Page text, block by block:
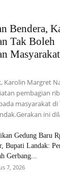
Bendera,
Tak Boleh
Masyarakat
Karolin Margret
pembagian
masyarakat di
ini
Gedung Baru
Bupati Landak:
Gerbang...
7, 2026